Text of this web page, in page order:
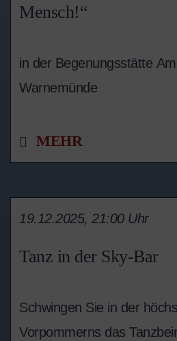
Mensch!“
in der Begenungsstätte
Warnemünde
MEHR
Tanz in der Sky-Bar
19.12.2025, 21:00 Uhr
Schwingen Sie in der
Vorpommerns das